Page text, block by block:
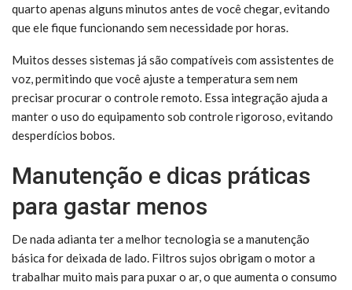
quarto apenas alguns minutos antes de você chegar, evitando
que ele fique funcionando sem necessidade por horas.
Muitos desses sistemas já são compatíveis com assistentes de
voz, permitindo que você ajuste a temperatura sem nem
precisar procurar o controle remoto. Essa integração ajuda a
manter o uso do equipamento sob controle rigoroso, evitando
desperdícios bobos.
Manutenção e dicas práticas
para gastar menos
De nada adianta ter a melhor tecnologia se a manutenção
básica for deixada de lado. Filtros sujos obrigam o motor a
trabalhar muito mais para puxar o ar, o que aumenta o consumo